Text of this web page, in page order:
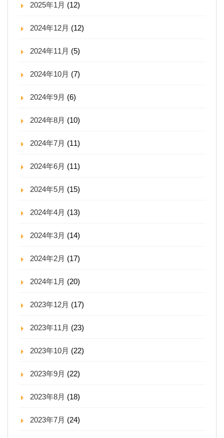
2025年1月 (12)
2024年12月 (12)
2024年11月 (5)
2024年10月 (7)
2024年9月 (6)
2024年8月 (10)
2024年7月 (11)
2024年6月 (11)
2024年5月 (15)
2024年4月 (13)
2024年3月 (14)
2024年2月 (17)
2024年1月 (20)
2023年12月 (17)
2023年11月 (23)
2023年10月 (22)
2023年9月 (22)
2023年8月 (18)
2023年7月 (24)